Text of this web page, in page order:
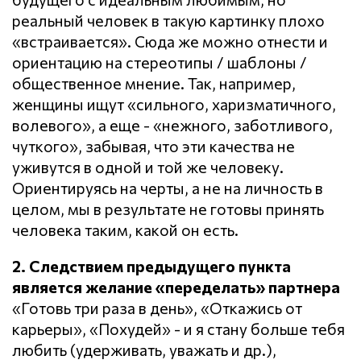
реальный человек в такую картинку плохо
«встраивается». Сюда же можно отнести и
ориентацию на стереотипы / шаблоны /
общественное мнение. Так, например,
женщины ищут «сильного, харизматичного,
волевого», а еще - «нежного, заботливого,
чуткого», забывая, что эти качества не
уживутся в одной и той же человеку.
Ориентируясь на черты, а не на личность в
целом, мы в результате не готовы принять
человека таким, какой он есть.
2. Следствием предыдущего пункта
является желание «переделать» партнера
«Готовь три раза в день», «Откажись от
карьеры», «Похудей» - и я стану больше тебя
любить (удерживать, уважать и др.),